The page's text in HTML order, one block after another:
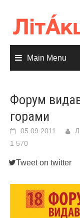
content
Main Menu
Форум
горами
05.09.2011
1 570
Tweet on twitter